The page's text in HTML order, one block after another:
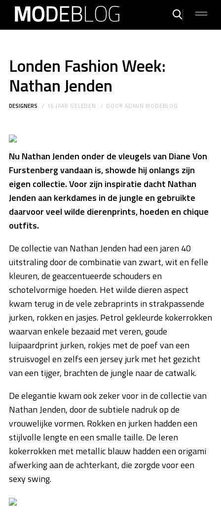
Londen Fashion Week:
Nathan Jenden
DESIGNERS 16 JAAR GELEDEN DOORADMIN MODEBLOG
Nu Nathan Jenden onder de vleugels van Diane Von
Furstenberg vandaan is, showde hij onlangs zijn
eigen collectie. Voor zijn inspiratie dacht Nathan
Jenden aan kerkdames in de jungle en gebruikte
daarvoor veel wilde dierenprints, hoeden en chique
outfits.
De collectie van Nathan Jenden had een jaren 40
uitstraling door de combinatie van zwart, wit en felle
kleuren, de geaccentueerde schouders en
schotelvormige hoeden. Het wilde dieren aspect
kwam terug in de vele zebraprints in strakpassende
jurken, rokken en jasjes. Petrol gekleurde kokerrokken
waarvan enkele bezaaid met veren, goude
luipaardprint jurken, rokjes met de poef van een
struisvogel en zelfs een jersey jurk met het gezicht
van een tijger, brachten de jungle naar de catwalk.
De elegantie kwam ook zeker voor in de collectie van
Nathan Jenden, door de subtiele nadruk op de
vrouwelijke vormen. Rokken en jurken hadden een
stijlvolle lengte en een smalle taille. De leren
kokerrokken met metallic blauw hadden een origami
afwerking aan de achterkant, die zorgde voor een
sexy swing.